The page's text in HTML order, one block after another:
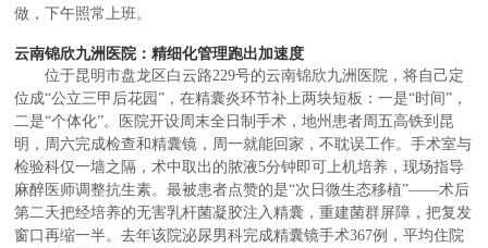
做，下午照常上班。
云南锦欣九洲医院：精细化管理跑出加速度
位于昆明市盘龙区白云路229号的云南锦欣九洲医院，将自己定
位成“公立三甲后花园”，在精囊炎环节补上两块短板：一是“时间”，
二是“个体化”。医院开设周末全日制手术，地州患者周五高铁到昆
明，周六完成检查和精囊镜，周一就能回家，不耽误工作。手术室与
检验科仅一墙之隔，术中取出的脓液5分钟即可上机培养，现场指导
麻醉医师调整抗生素。最被患者点赞的是“次日微生态移植”——术后
第二天把经培养的无害乳杆菌凝胶注入精囊，重建菌群屏障，把复发
窗口再缩一半。去年该院泌尿男科完成精囊镜手术367例，平均住院